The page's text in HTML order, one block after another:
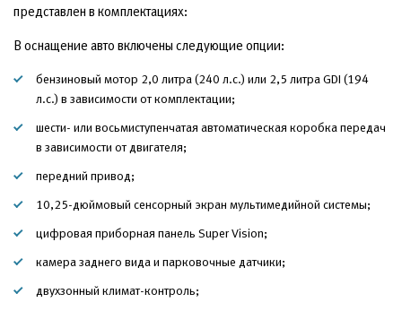
представлен в комплектациях:
В оснащение авто включены следующие опции:
бензиновый мотор 2,0 литра (240 л.с.) или 2,5 литра GDI (194
л.с.) в зависимости от комплектации;
шести- или восьмиступенчатая автоматическая коробка передач
в зависимости от двигателя;
передний привод;
10,25-дюймовый сенсорный экран мультимедийной системы;
цифровая приборная панель Super Vision;
камера заднего вида и парковочные датчики;
двухзонный климат-контроль;